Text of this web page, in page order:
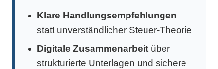
Klare Handlungsempfehlungen
statt unverständlicher Steuer-Theorie
Digitale Zusammenarbeit über
strukturierte Unterlagen und sichere